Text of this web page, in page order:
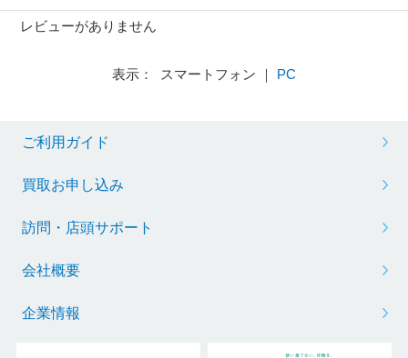
レビューがありません
表示： スマートフォン ｜ PC
ご利用ガイド
買取お申し込み
訪問・店頭サポート
会社概要
企業情報